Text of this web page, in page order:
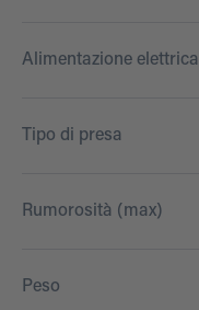
Alimentazione elettrica
Tipo di presa
Rumorosità (max)
Peso